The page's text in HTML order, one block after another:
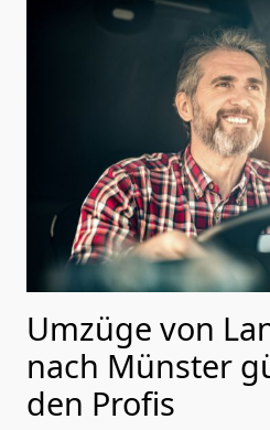
Umzüge von
nach Münster
den Profis